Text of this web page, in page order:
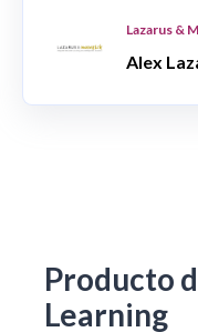
Lazarus &
Alex
Producto
Learning